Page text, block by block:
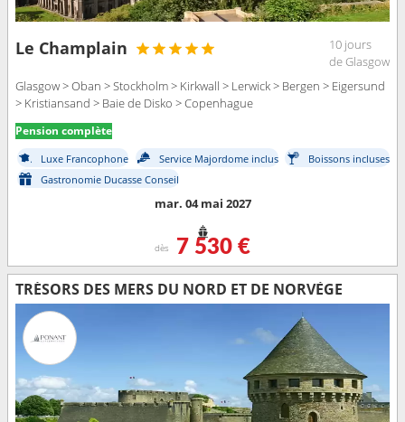
Le Champlain
10 jours
de Glasgow
Glasgow > Oban > Stockholm > Kirkwall > Lerwick > Bergen > Eigersund
> Kristiansand > Baie de Disko > Copenhague
Pension complète
Luxe Francophone Service Majordome inclus
Boissons incluses
Gastronomie Ducasse Conseil
mar. 04 mai 2027
dès 7 530 €
TRÉSORS DES MERS DU NORD ET DE NORVÈGE